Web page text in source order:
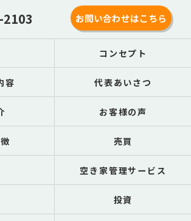
お問い合わせはこちら
コンセプト
容 代表あいさつ
お客様の声
売買
空き家管理サービス
投資